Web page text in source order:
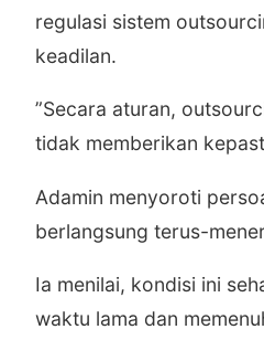
regulasi sistem
keadilan.
​”Secara aturan,
tidak memberikan
​​Adamin menyoroti
berlangsung terus-
​Ia menilai, kondisi ini
waktu lama dan